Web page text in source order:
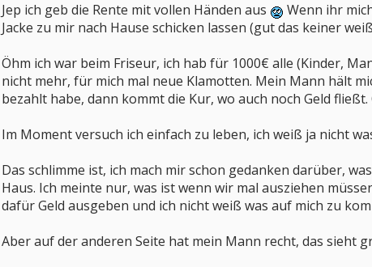
Jep ich geb die Rente mit vollen Händen aus
Wenn ihr
Jacke zu mir nach Hause schicken lassen (gut das keiner
Öhm ich war beim Friseur, ich hab für 1000€ alle (Kinder,
nicht mehr, für mich mal neue Klamotten. Mein Mann hält
bezahlt habe, dann kommt die Kur, wo auch noch Geld
Im Moment versuch ich einfach zu leben, ich weiß ja nicht
Das schlimme ist, ich mach mir schon gedanken darüber,
Haus. Ich meinte nur, was ist wenn wir mal ausziehen
dafür Geld ausgeben und ich nicht weiß was auf mich zu
Aber auf der anderen Seite hat mein Mann recht, das sieht